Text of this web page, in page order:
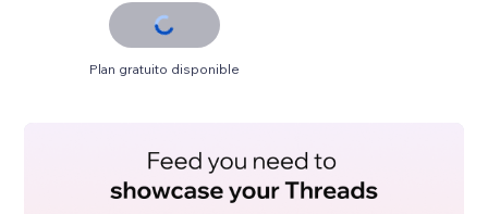
Plan gratuito disponible